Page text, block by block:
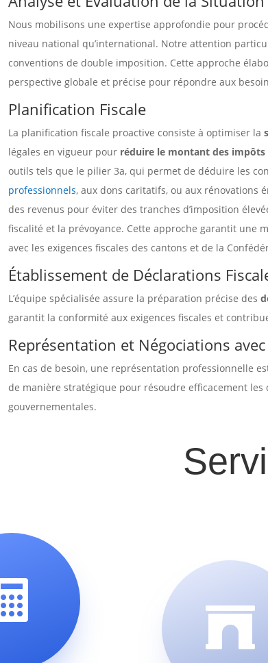
Nous mobilisons une expertise approfondie pour
niveau national qu’international. Notre attention
conventions de double imposition. Cette approche
perspective globale et précise pour répondre aux
Planification Fiscale
La planification fiscale proactive consiste à optimiser la
légales en vigueur pour réduire le montant des impôts
outils tels que le pilier 3a, qui permet de déduire les
professionnels, aux dons caritatifs, ou aux rénovations
des revenus pour éviter des tranches d’imposition
fiscalité et la prévoyance. Cette approche garantit une
avec les exigences fiscales des cantons et de la
Établissement de Déclarations
L’équipe spécialisée assure la préparation précise des
garantit la conformité aux exigences fiscales et
Représentation et Négociations
En cas de besoin, une représentation professionnelle
de manière stratégique pour résoudre efficacement
gouvernementales.

